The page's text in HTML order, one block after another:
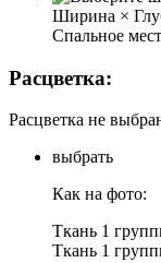
Ширина ×
Спальное
Расцветка:
Расцветка не
выбрать
Как на фото:
Ткань 1
Ткань 1